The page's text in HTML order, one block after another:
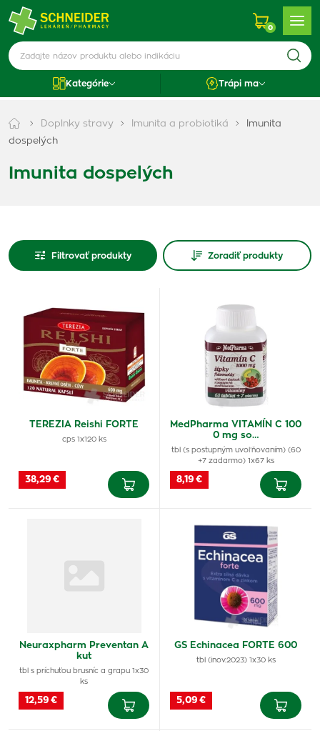
0
Kategórie Trápi ma
Doplnky stravy Imunita a probiotiká
Imunita
dospelých
Imunita dospelých
Filtrovať produkty Zoradiť produkty
TEREZIA Reishi FORTE
cps 1x120 ks
38,29 €
MedPharma VITAMÍN C 100
0 mg so…
tbl (s postupným uvoľňovaním) (60
+7 zadarmo) 1x67 ks
8,19 €
Neuraxpharm Preventan A
kut
tbl s príchuťou brusníc a grapu 1x30
ks
12,59 €
GS Echinacea FORTE 600
tbl (inov.2023) 1x30 ks
5,09 €